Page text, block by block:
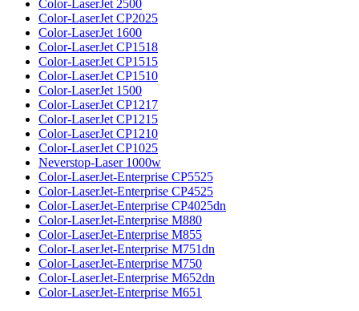
Color-LaserJet 2500
Color-LaserJet CP2025
Color-LaserJet 1600
Color-LaserJet CP1518
Color-LaserJet CP1515
Color-LaserJet CP1510
Color-LaserJet 1500
Color-LaserJet CP1217
Color-LaserJet CP1215
Color-LaserJet CP1210
Color-LaserJet CP1025
Neverstop-Laser 1000w
Color-LaserJet-Enterprise CP5525
Color-LaserJet-Enterprise CP4525
Color-LaserJet-Enterprise CP4025dn
Color-LaserJet-Enterprise M880
Color-LaserJet-Enterprise M855
Color-LaserJet-Enterprise M751dn
Color-LaserJet-Enterprise M750
Color-LaserJet-Enterprise M652dn
Color-LaserJet-Enterprise M651